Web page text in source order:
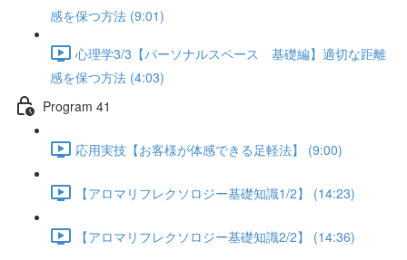
感を保つ方法 (9:01)
心理学3/3【パーソナルスペース 基礎編】適切な距離
感を保つ方法 (4:03)
Program 41
応用実技【お客様が体感できる足軽法】 (9:00)
【アロマリフレクソロジー基礎知識1/2】 (14:23)
【アロマリフレクソロジー基礎知識2/2】 (14:36)